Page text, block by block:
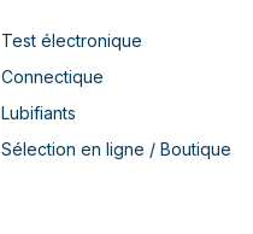
Test électronique
Connectique
Lubifiants
Sélection en ligne / Boutique